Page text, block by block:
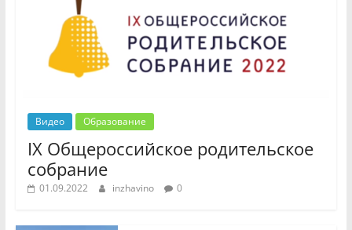
Видео Образование
IX Общероссийское родительское
собрание
01.09.2022 inzhavino 0